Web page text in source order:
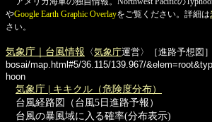
やGoogle Earth Graphic Overlayをご覧ください。詳細は
さい。
気象庁｜台風情報 〈気象庁運営〉［進路予想図］
bosai/map.html#5/36.115/139.967/
hoon
気象庁 | キキクル（危険度分布）
台風経路図（台風5日進路予報）
台風の暴風域に入る確率(分布表示)